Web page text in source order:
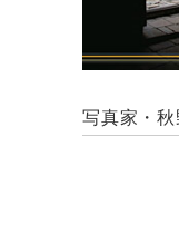
写真家・